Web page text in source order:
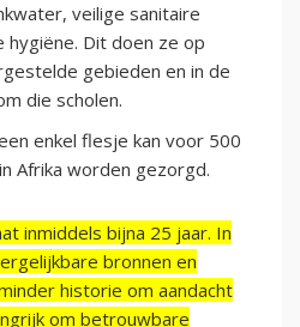
veilige sanitaire
Dit doen ze op
gebieden en in de
die scholen.
enkel flesje kan voor 500
Afrika worden gezorgd.
inmiddels bijna 25 jaar. In
bronnen en
historie om aandacht
om betrouwbare